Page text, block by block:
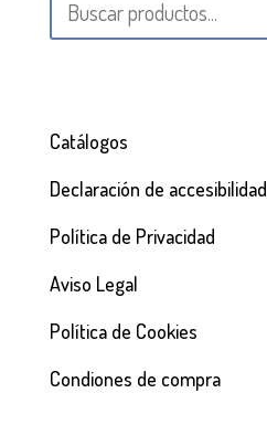
Catálogos
Declaración de accesibilidad
Política de Privacidad
Aviso Legal
Política de Cookies
Condiones de compra